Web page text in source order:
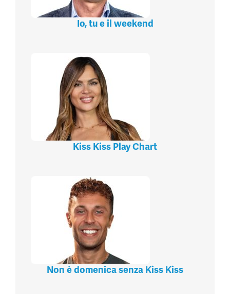
Io, tu e il weekend
Kiss Kiss Play Chart
Non è domenica senza Kiss Kiss